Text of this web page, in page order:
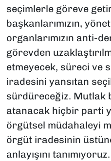
seçimlerle göreve
başkanlarımızın,
organlarımızın anti-
görevden
etmeyecek, süreci ve
iradesini yansıtan
sürdüreceğiz. Mutlak
atanacak hiçbir parti
örgütsel müdahaleyi
örgüt iradesinin
anlayışını tanımıyoruz.